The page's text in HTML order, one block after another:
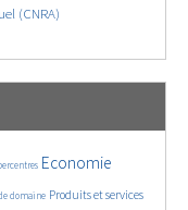
(CNRA)
Economie
domaine Produits et services